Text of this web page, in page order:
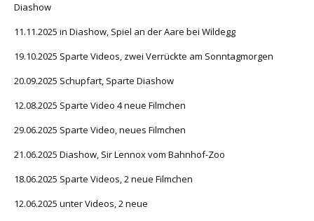
Diashow
11.11.2025 in Diashow, Spiel an der Aare bei Wildegg
19.10.2025 Sparte Videos, zwei Verrückte am Sonntagmorgen
20.09.2025 Schupfart, Sparte Diashow
12.08.2025 Sparte Video 4 neue Filmchen
29.06.2025 Sparte Video, neues Filmchen
21.06.2025 Diashow, Sir Lennox vom Bahnhof-Zoo
18.06.2025 Sparte Videos, 2 neue Filmchen
12.06.2025 unter Videos, 2 neue